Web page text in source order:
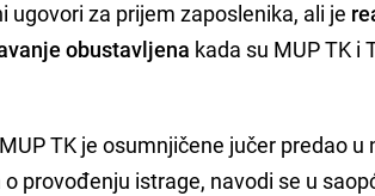
za prijem zaposlenika, ali je
obustavljena kada su MUP TK i
TK je osumnjičene jučer predao
provođenju istrage, navodi se u